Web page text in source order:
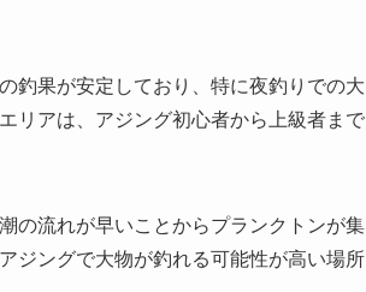
釣果が安定しており、特に夜釣りでの大
リアは、アジング初心者から上級者まで
の流れが早いことからプランクトンが集
ジングで大物が釣れる可能性が高い場所